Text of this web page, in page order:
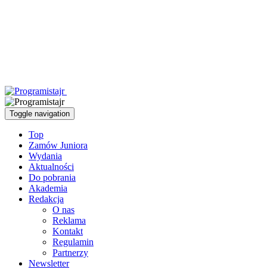
Toggle navigation
Top
Zamów Juniora
Wydania
Aktualności
Do pobrania
Akademia
Redakcja
O nas
Reklama
Kontakt
Regulamin
Partnerzy
Newsletter